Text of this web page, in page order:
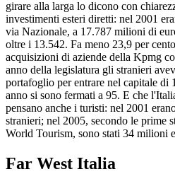
girare alla larga lo dicono con
investimenti esteri diretti: nel 2001
via Nazionale, a 17.787 milioni di
oltre i 13.542. Fa meno 23,9 per
acquisizioni di aziende della Kpmg
anno della legislatura gli stranieri
portafoglio per entrare nel capitale di
anno si sono fermati a 95. E che
pensano anche i turisti: nel 2001
stranieri; nel 2005, secondo le prime
World Tourism, sono stati 34 milioni
Far West Italia